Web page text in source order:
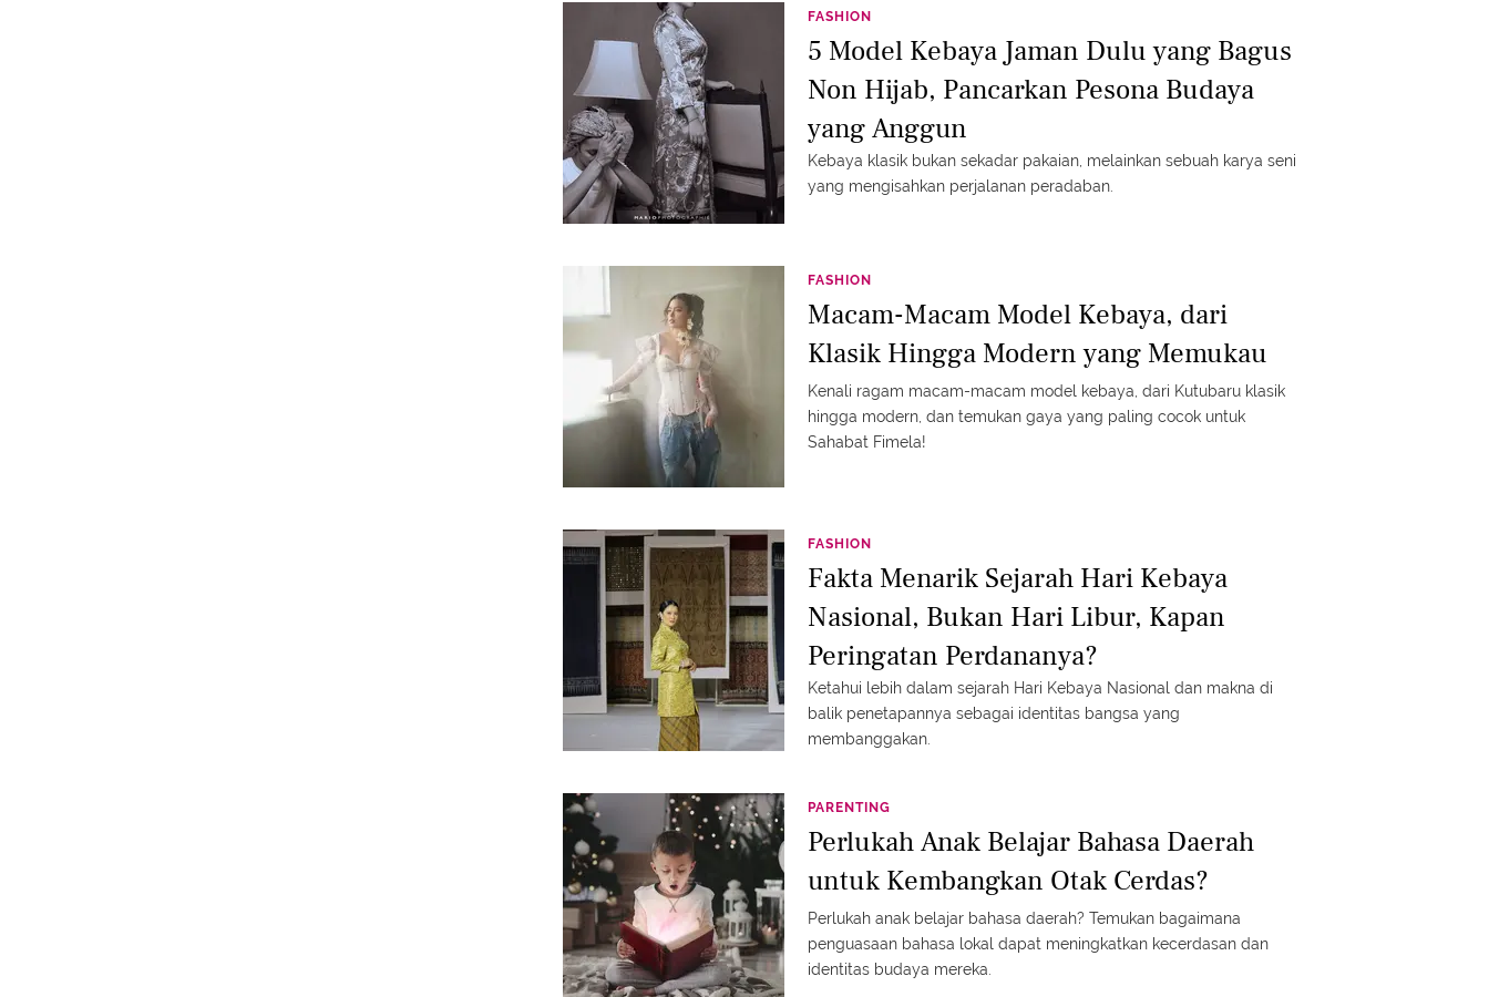
FASHION
5 Model Kebaya Jaman Dulu yang Bagus
Non Hijab, Pancarkan Pesona Budaya
yang Anggun
Kebaya klasik bukan sekadar pakaian, melainkan sebuah karya seni
yang mengisahkan perjalanan peradaban.
FASHION
Macam-Macam Model Kebaya, dari
Klasik Hingga Modern yang Memukau
Kenali ragam macam-macam model kebaya, dari Kutubaru klasik
hingga modern, dan temukan gaya yang paling cocok untuk
Sahabat Fimela!
FASHION
Fakta Menarik Sejarah Hari Kebaya
Nasional, Bukan Hari Libur, Kapan
Peringatan Perdananya?
Ketahui lebih dalam sejarah Hari Kebaya Nasional dan makna di
balik penetapannya sebagai identitas bangsa yang
membanggakan.
PARENTING
Perlukah Anak Belajar Bahasa Daerah
untuk Kembangkan Otak Cerdas?
Perlukah anak belajar bahasa daerah? Temukan bagaimana
penguasaan bahasa lokal dapat meningkatkan kecerdasan dan
identitas budaya mereka.